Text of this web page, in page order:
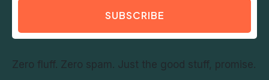
SUBSCRIBE
Zero fluff. Zero spam. Just the good stuff, promise.